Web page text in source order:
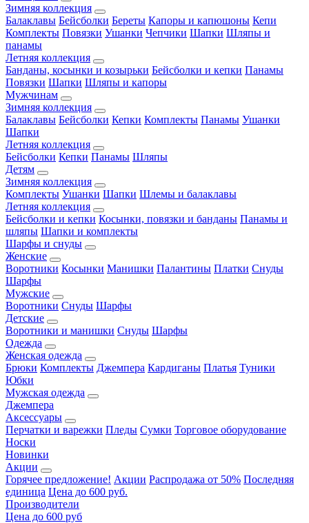
Зимняя коллекция
Балаклавы Бейсболки Береты Капоры и капюшоны Кепи
Комплекты Повязки Ушанки Чепчики Шапки Шляпы и
панамы
Летняя коллекция
Банданы, косынки и козырьки Бейсболки и кепки Панамы
Повязки Шапки Шляпы и капоры
Мужчинам
Зимняя коллекция
Балаклавы Бейсболки Кепки Комплекты Панамы Ушанки
Шапки
Летняя коллекция
Бейсболки Кепки Панамы Шляпы
Детям
Зимняя коллекция
Комплекты Ушанки Шапки Шлемы и балаклавы
Летняя коллекция
Бейсболки и кепки Косынки, повязки и банданы Панамы и
шляпы Шапки и комплекты
Шарфы и снуды
Женские
Воротники Косынки Манишки Палантины Платки Снуды
Шарфы
Мужские
Воротники Снуды Шарфы
Детские
Воротники и манишки Снуды Шарфы
Одежда
Женская одежда
Брюки Комплекты Джемпера Кардиганы Платья Туники
Юбки
Мужская одежда
Джемпера
Аксессуары
Перчатки и варежки Пледы Сумки Торговое оборудование
Носки
Новинки
Акции
Горячее предложение! Акции Распродажа от 50% Последняя
единица Цена до 600 руб.
Производители
Цена до 600 руб